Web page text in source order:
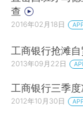
查
2016年02月18日
工商银行抢滩自
2013年09月22日
工商银行三季
2012年10月30日